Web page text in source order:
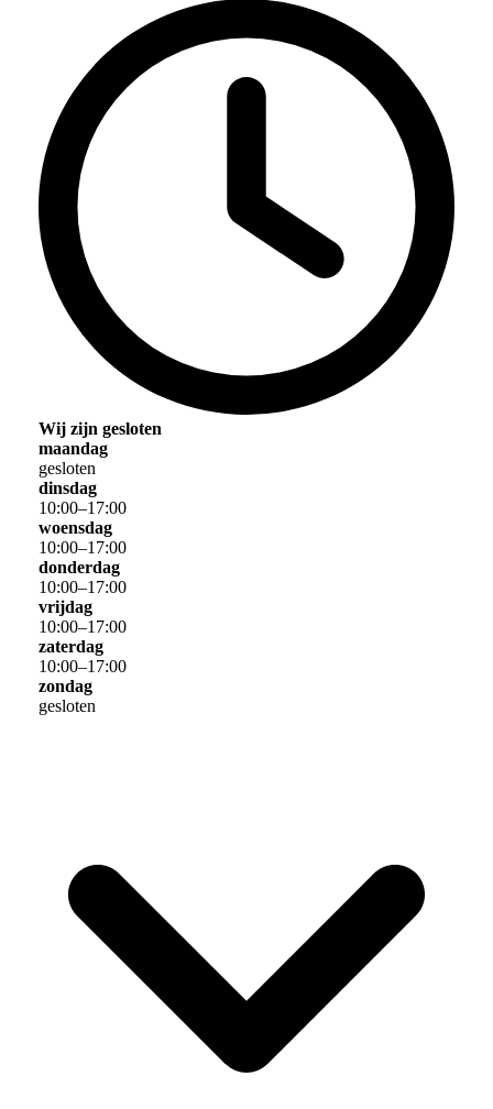
Wij zijn gesloten
maandag
gesloten
dinsdag
10:00–17:00
woensdag
10:00–17:00
donderdag
10:00–17:00
vrijdag
10:00–17:00
zaterdag
10:00–17:00
zondag
gesloten